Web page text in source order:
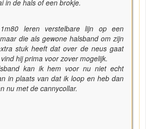
in de hals of een brokje.
leren verstelbare lijn op een
die als gewone halsband om zijn
stuk heeft dat over de neus gaat
hij prima voor zover mogelijk.
kan ik hem voor nu niet echt
in plaats van dat ik loop en heb dan
nu met de cannycollar.